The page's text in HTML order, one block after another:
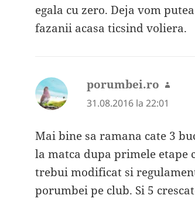
egala cu zero. Deja vom
fazanii acasa ticsind voliera.
porumbei.ro
31.08.2016 la 22:01
Mai bine sa ramana cate 3
la matca dupa primele etape
trebui modificat si
porumbei pe club. Si 5